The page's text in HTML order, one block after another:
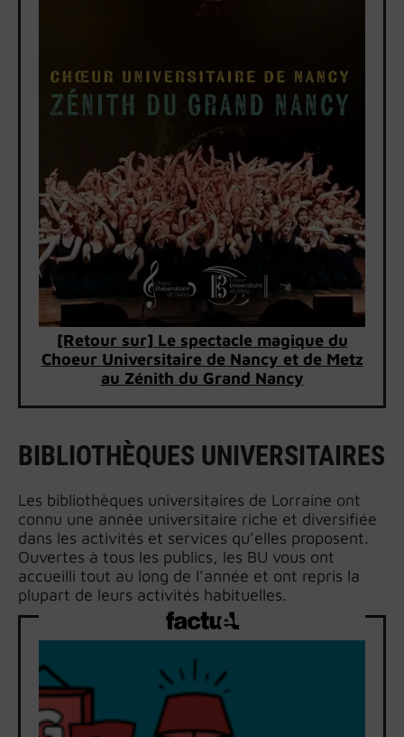
[Retour sur] Le spectacle magique du
Choeur Universitaire de Nancy et de Metz
au Zénith du Grand Nancy
BIBLIOTHÈQUES UNIVERSITAIRES
Les bibliothèques universitaires de Lorraine ont
connu une année universitaire riche et diversifiée
dans les activités et services qu’elles proposent.
Ouvertes à tous les publics, les BU vous ont
accueilli tout au long de l’année et ont repris la
plupart de leurs activités habituelles.